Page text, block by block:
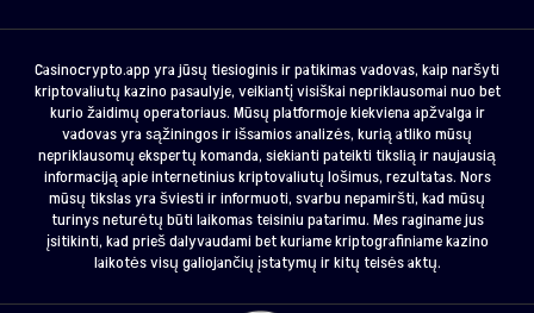
Casinocrypto.app yra jūsų tiesioginis ir patikimas vadovas, kaip naršyti
kriptovaliutų kazino pasaulyje, veikiantį visiškai nepriklausomai nuo bet
kurio žaidimų operatoriaus. Mūsų platformoje kiekviena apžvalga ir
vadovas yra sąžiningos ir išsamios analizės, kurią atliko mūsų
nepriklausomų ekspertų komanda, siekianti pateikti tikslią ir naujausią
informaciją apie internetinius kriptovaliutų lošimus, rezultatas. Nors
mūsų tikslas yra šviesti ir informuoti, svarbu nepamiršti, kad mūsų
turinys neturėtų būti laikomas teisiniu patarimu. Mes raginame jus
įsitikinti, kad prieš dalyvaudami bet kuriame kriptografiniame kazino
laikotės visų galiojančių įstatymų ir kitų teisės aktų.